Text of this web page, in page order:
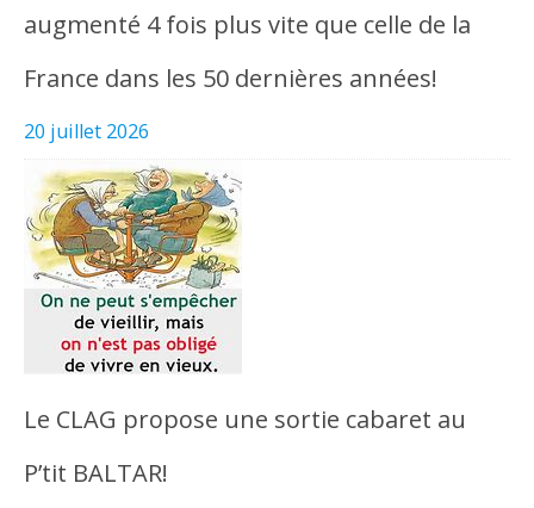
augmenté 4 fois plus vite que celle de la
France dans les 50 dernières années!
20 juillet 2026
Le CLAG propose une sortie cabaret au
P’tit BALTAR!